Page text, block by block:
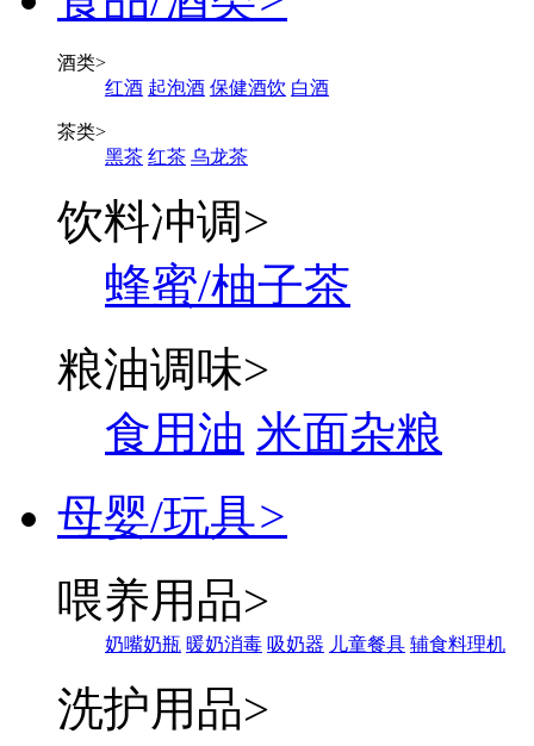
酒类>
红酒 起泡酒 保健酒饮 白酒
茶类>
黑茶 红茶 乌龙茶
饮料冲调>
蜂蜜/柚子茶
粮油调味>
食用油 米面杂粮
母婴/玩具>
喂养用品>
奶嘴奶瓶 暖奶消毒 吸奶器 儿童餐具 辅食料理机
洗护用品>